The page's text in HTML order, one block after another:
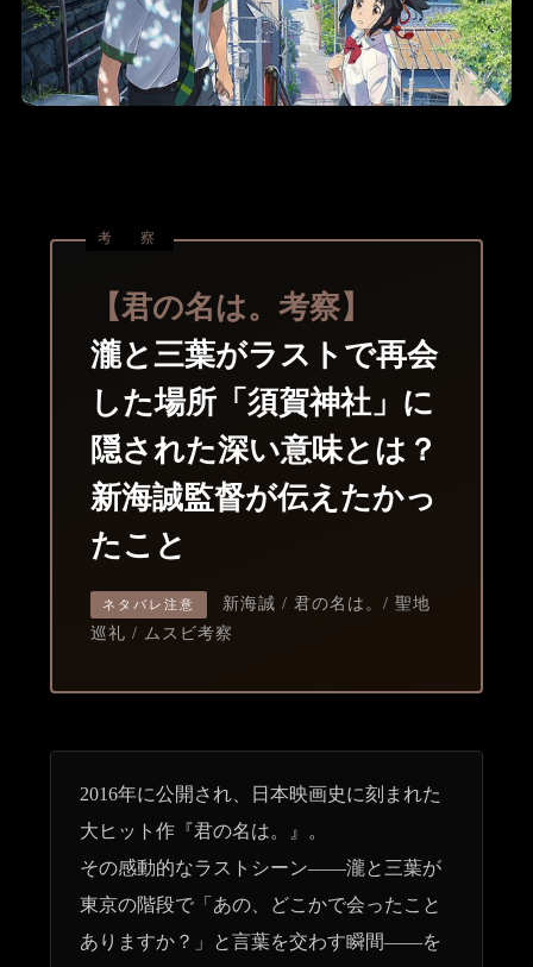
【君の名は。考察】
瀧と三葉がラストで再会
した場所「須賀神社」に
隠された深い意味とは？
新海誠監督が伝えたかっ
たこと
ネタバレ注意
新海誠 / 君の名は。/ 聖地
巡礼 / ムスビ考察
2016年に公開され、日本映画史に刻まれた
大ヒット作『君の名は。』。
その感動的なラストシーン——瀧と三葉が
東京の階段で「あの、どこかで会ったこと
ありますか？」と言葉を交わす瞬間——を